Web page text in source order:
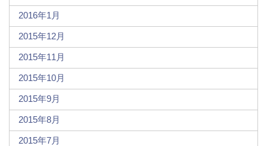
2016年1月
2015年12月
2015年11月
2015年10月
2015年9月
2015年8月
2015年7月